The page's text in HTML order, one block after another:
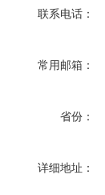
联系电话：
常用邮箱：
省份：
详细地址：